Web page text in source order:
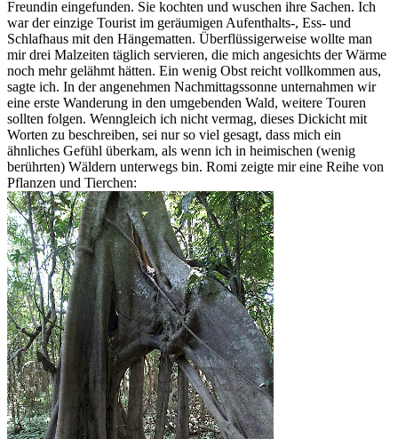
Freundin eingefunden. Sie kochten und wuschen ihre Sachen. Ich
war der einzige Tourist im geräumigen Aufenthalts-, Ess- und
Schlafhaus mit den Hängematten. Überflüssigerweise wollte man
mir drei Malzeiten täglich servieren, die mich angesichts der Wärme
noch mehr gelähmt hätten. Ein wenig Obst reicht vollkommen aus,
sagte ich. In der angenehmen Nachmittagssonne unternahmen wir
eine erste Wanderung in den umgebenden Wald, weitere Touren
sollten folgen. Wenngleich ich nicht vermag, dieses Dickicht mit
Worten zu beschreiben, sei nur so viel gesagt, dass mich ein
ähnliches Gefühl überkam, als wenn ich in heimischen (wenig
berührten) Wäldern unterwegs bin. Romi zeigte mir eine Reihe von
Pflanzen und Tierchen: